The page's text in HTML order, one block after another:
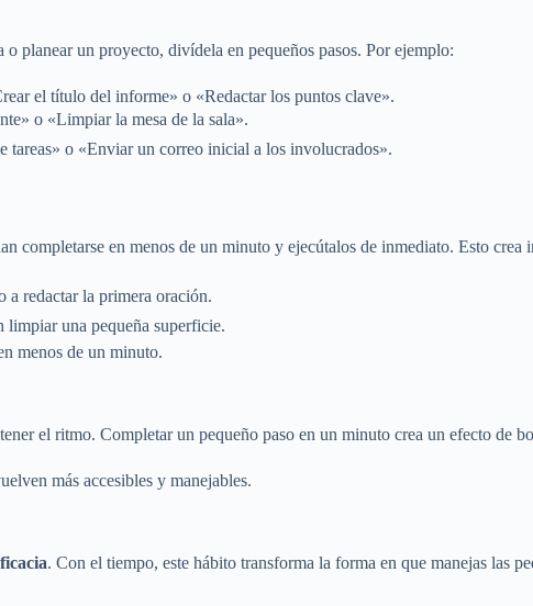
planear un proyecto, divídela en pequeños pasos. Por ejemplo:
el título del informe» o «Redactar los puntos clave».
o «Limpiar la mesa de la sala».
tareas» o «Enviar un correo inicial a los involucrados».
completarse en menos de un minuto y ejecútalos de inmediato. Esto
redactar la primera oración.
limpiar una pequeña superficie.
menos de un minuto.
el ritmo. Completar un pequeño paso en un minuto crea un efecto de
más accesibles y manejables.
. Con el tiempo, este hábito transforma la forma en que manejas las